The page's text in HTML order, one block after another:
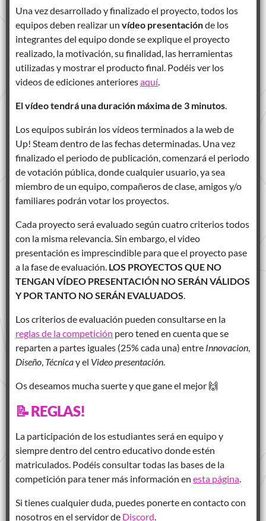
Una vez desarrollado y finalizado el proyecto, todos los
equipos deben realizar un vídeo presentaciónde los
integrantes del equipo donde se explique el proyecto
realizado, la motivación, su finalidad, las herramientas
utilizadas y mostrar el producto final. Podéis ver los
videos de ediciones anterioresaquí.
El vídeo tendrá una duración máxima de 3 minutos.
Los equipos subirán los vídeos terminados a la web de
Up! Steam dentro de las fechas determinadas. Una vez
finalizado el periodo de publicación, comenzará el periodo
de votación pública, donde cualquier usuario, ya sea
miembro de un equipo, compañeros de clase, amigos y/o
familiares podrán votar los proyectos.
Cada proyecto será evaluado según cuatro criterios todos
con la misma relevancia. Sin embargo, el video
presentación es imprescindible para que el proyecto pase
a la fase de evaluación. LOS PROYECTOS QUE NO
TENGAN VÍDEO PRESENTACIÓN NO SERÁN VÁLIDOS
Y POR TANTO NO SERÁN EVALUADOS.
Los criterios de evaluación pueden consultarse en la
reglas de la competición pero tened en cuenta que se
reparten a partes iguales (25% cada una) entre Innovacion,
Diseño, Técnicay el Video presentación.
Os deseamos mucha suerte y que gane el mejor 🙌
📝 REGLAS!
La participación de los estudiantes será en equipo y
siempre dentro del centro educativo donde estén
matriculados. Podéis consultar todas las bases de la
competición para tener más información en esta página.
Si tienes cualquier duda, puedes ponerte en contacto con
nosotros en el servidor de Discord.